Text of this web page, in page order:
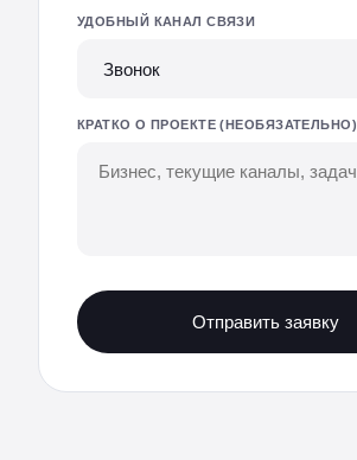
УДОБНЫЙ КАНАЛ СВЯЗИ
КРАТКО О ПРОЕКТЕ (НЕОБЯЗАТЕЛЬНО)
Отправить заявку